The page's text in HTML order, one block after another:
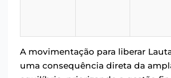
A movimentação para liberar
uma consequência direta da